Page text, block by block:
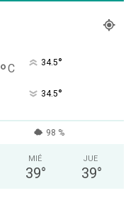
°C 34.5°
34.5°
98 %
MIÉ
39°
JUE
39°